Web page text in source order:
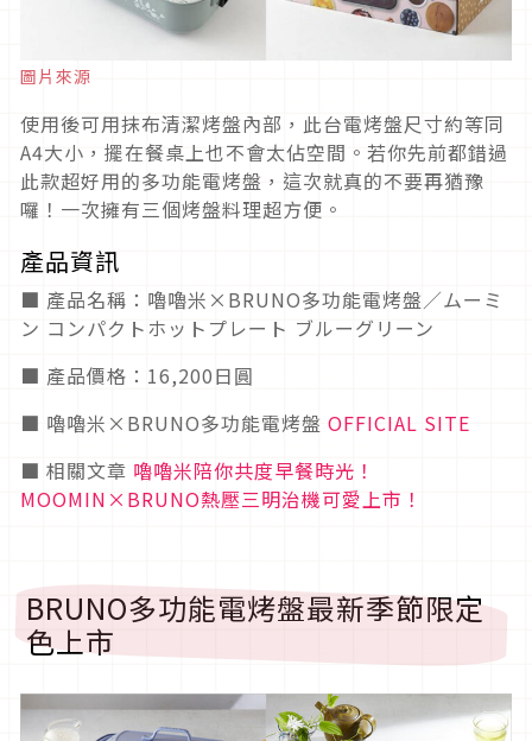
圖片來源
使用後可用抹布清潔烤盤內部，此台電烤盤尺寸約等同
A4大小，擺在餐桌上也不會太佔空間。若你先前都錯過
此款超好用的多功能電烤盤，這次就真的不要再猶豫
囉！一次擁有三個烤盤料理超方便。
產品資訊
■ 產品名稱：嚕嚕米×BRUNO多功能電烤盤／ムーミ
ン コンパクトホットプレート ブルーグリーン
■ 產品價格：16,200日圓
■ 嚕嚕米×BRUNO多功能電烤盤 OFFICIAL SITE
■ 相關文章 嚕嚕米陪你共度早餐時光！
MOOMIN×BRUNO熱壓三明治機可愛上市！
BRUNO多功能電烤盤最新季節限定
色上市